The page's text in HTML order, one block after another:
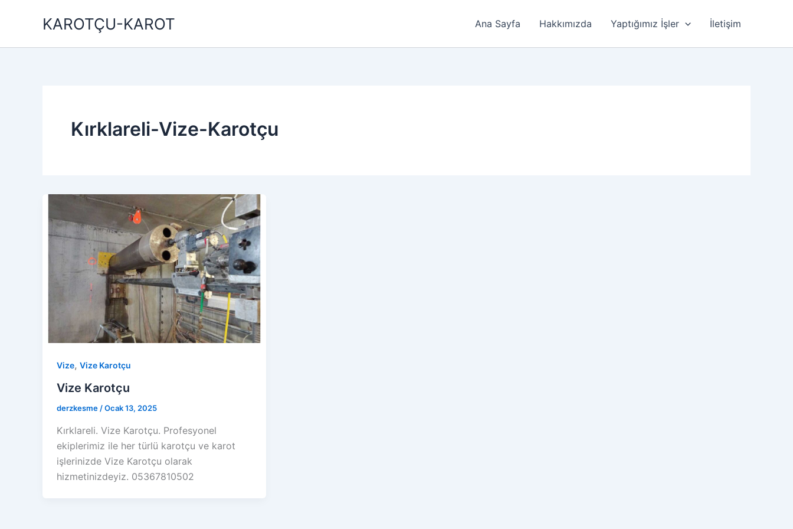
KAROTÇU-KAROT Ana Sayfa Hakkımızda Yaptığımız İşler İletişim
Kırklareli-Vize-Karotçu
Vize, Vize Karotçu
Vize Karotçu
derzkesme/Ocak 13, 2025
Kırklareli. Vize Karotçu. Profesyonel
ekiplerimiz ile her türlü karotçu ve karot
işlerinizde Vize Karotçu olarak
hizmetinizdeyiz. 05367810502